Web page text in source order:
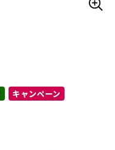
楽器アクセサリ
キャンペーン